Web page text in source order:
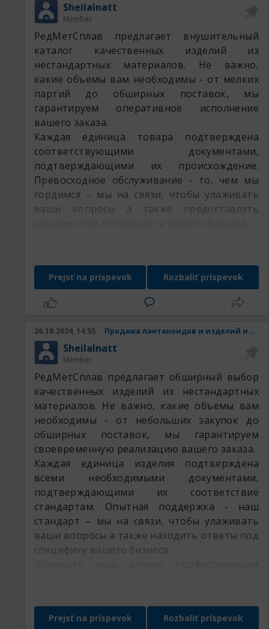
SheilaInatt
Member
РедМетСплав предлагает внушительный
каталог качественных изделий из
нестандартных материалов. Не важно,
какие объемы вам необходимы - от мелких
партий до обширных поставок, мы
гарантируем оперативное исполнение
вашего заказа.
Каждая единица товара подтверждена
соответствующими документами,
подтверждающими их происхождение.
Превосходное обслуживание - то, чем мы
гордимся – мы на связи, чтобы улаживать
ваши вопросы а также предоставлять
в множестве наших преимуществ
оставляемая продукция:
Prejsť na príspevok Rozbaliť príspevok
26.10.2024, 14:55 Продажа лантаноидов и изделий из них.
SheilaInatt
Member
РедМетСплав предлагает обширный выбор
качественных изделий из нестандартных
материалов. Не важно, какие объемы вам
необходимы - от небольших закупок до
обширных поставок, мы гарантируем
своевременную реализацию вашего заказа.
Каждая единица изделия подтверждена
всеми необходимыми документами,
подтверждающими их соответствие
стандартам. Опытная поддержка - наш
стандарт – мы на связи, чтобы улаживать
ваши вопросы а также находить ответы под
специфику вашего бизнеса.
Наши товары:
Prejsť na príspevok Rozbaliť príspevok